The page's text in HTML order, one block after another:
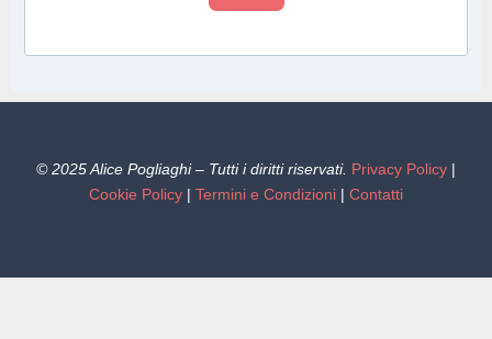
© 2025 Alice Pogliaghi – Tutti i diritti riservati. Privacy Policy |
Cookie Policy | Termini e Condizioni | Contatti